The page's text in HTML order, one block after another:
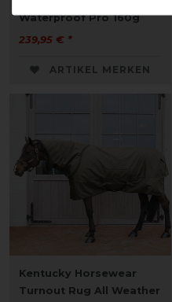
Waterproof Pro 160g
239,95 € *
ARTIKEL MERKEN
Kentucky Horsewear
Turnout Rug All Weather